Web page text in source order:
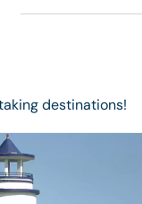
destinations!